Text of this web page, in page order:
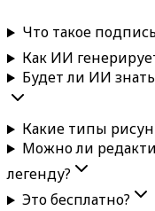
Что такое
Как ИИ
Будет ли ИИ
Какие типы
Можно ли
легенду?
Это бесплатно?